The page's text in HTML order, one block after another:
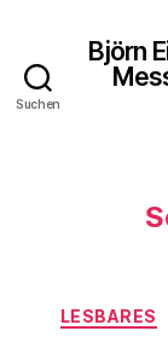
Suchen
Björn
LESBARES